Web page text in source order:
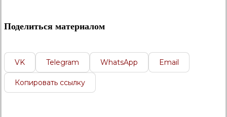
Поделиться материалом
VK Telegram WhatsApp Email
Копировать ссылку